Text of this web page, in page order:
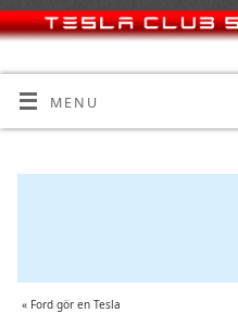
MENU
« Ford gör en Tesla